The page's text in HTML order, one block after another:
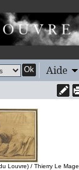
Ok Aide
Louvre) / Thierry Le Mage